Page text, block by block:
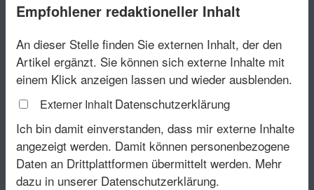
Empfohlener redaktioneller Inhalt
An dieser Stelle finden Sie externen Inhalt, der den
Artikel ergänzt. Sie können sich externe Inhalte mit
einem Klick anzeigen lassen und wieder ausblenden.
Externer Inhalt Datenschutzerklärung
Ich bin damit einverstanden, dass mir externe Inhalte
angezeigt werden. Damit können personenbezogene
Daten an Drittplattformen übermittelt werden. Mehr
dazu in unserer Datenschutzerklärung.